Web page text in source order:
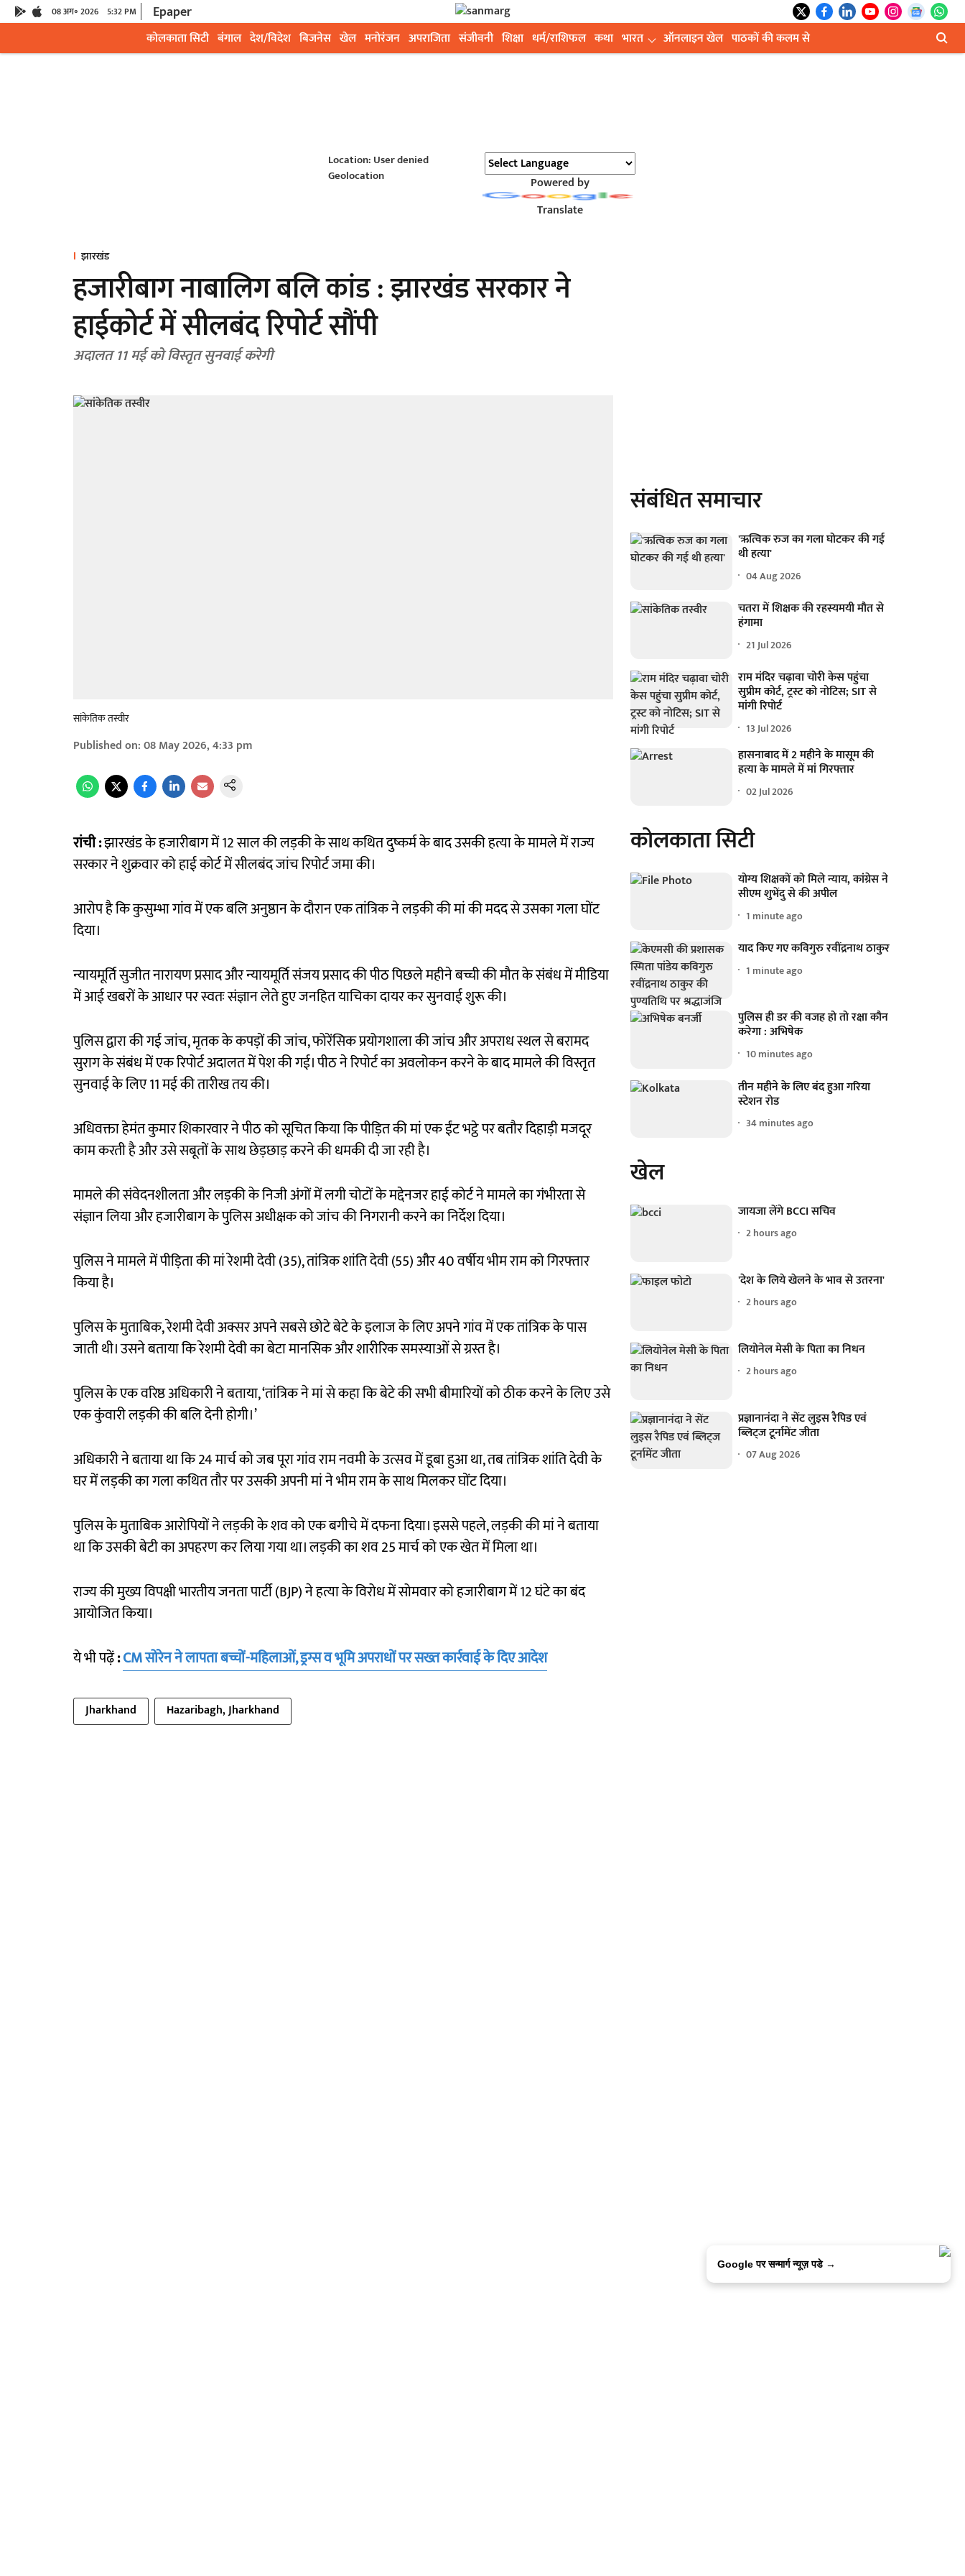
08 अग॰ 2026 5:32 PM Epaper
कोलकाता सिटी बंगाल देश/विदेश बिजनेस खेल मनोरंजन अपराजिता संजीवनी शिक्षा धर्म/राशिफल कथा भारत ऑनलाइन खेल पाठकों की कलम से
Location: User denied
Geolocation
Powered by
Translate
झारखंड
हजारीबाग नाबालिग बलि कांड : झारखंड सरकार ने
हाईकोर्ट में सीलबंद रिपोर्ट सौंपी
अदालत 11 मई को विस्तृत सुनवाई करेगी
सांकेतिक तस्वीर
Published on:08 May 2026, 4:33 pm
रांची :झारखंड के हजारीबाग में 12 साल की लड़की के साथ कथित दुष्कर्म के बाद उसकी हत्या के मामले में राज्य
सरकार ने शुक्रवार को हाई कोर्ट में सीलबंद जांच रिपोर्ट जमा की।
आरोप है कि कुसुम्भा गांव में एक बलि अनुष्ठान के दौरान एक तांत्रिक ने लड़की की मां की मदद से उसका गला घोंट
दिया।
न्यायमूर्ति सुजीत नारायण प्रसाद और न्यायमूर्ति संजय प्रसाद की पीठ पिछले महीने बच्ची की मौत के संबंध में मीडिया
में आई खबरों के आधार पर स्वतः संज्ञान लेते हुए जनहित याचिका दायर कर सुनवाई शुरू की।
पुलिस द्वारा की गई जांच, मृतक के कपड़ों की जांच, फोरेंसिक प्रयोगशाला की जांच और अपराध स्थल से बरामद
सुराग के संबंध में एक रिपोर्ट अदालत में पेश की गई। पीठ ने रिपोर्ट का अवलोकन करने के बाद मामले की विस्तृत
सुनवाई के लिए 11 मई की तारीख तय की।
अधिवक्ता हेमंत कुमार शिकारवार ने पीठ को सूचित किया कि पीड़ित की मां एक ईंट भट्ठे पर बतौर दिहाड़ी मजदूर
काम करती है और उसे सबूतों के साथ छेड़छाड़ करने की धमकी दी जा रही है।
मामले की संवेदनशीलता और लड़की के निजी अंगों में लगी चोटों के मद्देनजर हाई कोर्ट ने मामले का गंभीरता से
संज्ञान लिया और हजारीबाग के पुलिस अधीक्षक को जांच की निगरानी करने का निर्देश दिया।
पुलिस ने मामले में पीड़िता की मां रेशमी देवी (35), तांत्रिक शांति देवी (55) और 40 वर्षीय भीम राम को गिरफ्तार
किया है।
पुलिस के मुताबिक, रेशमी देवी अक्सर अपने सबसे छोटे बेटे के इलाज के लिए अपने गांव में एक तांत्रिक के पास
जाती थी। उसने बताया कि रेशमी देवी का बेटा मानसिक और शारीरिक समस्याओं से ग्रस्त है।
पुलिस के एक वरिष्ठ अधिकारी ने बताया, ‘तांत्रिक ने मां से कहा कि बेटे की सभी बीमारियों को ठीक करने के लिए उसे
एक कुंवारी लड़की की बलि देनी होगी।’
अधिकारी ने बताया था कि 24 मार्च को जब पूरा गांव राम नवमी के उत्सव में डूबा हुआ था, तब तांत्रिक शांति देवी के
घर में लड़की का गला कथित तौर पर उसकी अपनी मां ने भीम राम के साथ मिलकर घोंट दिया।
पुलिस के मुताबिक आरोपियों ने लड़की के शव को एक बगीचे में दफना दिया। इससे पहले, लड़की की मां ने बताया
था कि उसकी बेटी का अपहरण कर लिया गया था। लड़की का शव 25 मार्च को एक खेत में मिला था।
राज्य की मुख्य विपक्षी भारतीय जनता पार्टी (BJP) ने हत्या के विरोध में सोमवार को हजारीबाग में 12 घंटे का बंद
आयोजित किया।
ये भी पढ़ें:CM सोरेन ने लापता बच्चों-महिलाओं, ड्रग्स व भूमि अपराधों पर सख्त कार्रवाई के दिए आदेश
Jharkhand Hazaribagh, Jharkhand
संबंधित समाचार
'ऋत्विक रुज का गला घोटकर की गई
थी हत्या'
04 Aug 2026
चतरा में शिक्षक की रहस्यमयी मौत से
हंगामा
21 Jul 2026
राम मंदिर चढ़ावा चोरी केस पहुंचा
सुप्रीम कोर्ट, ट्रस्ट को नोटिस; SIT से
मांगी रिपोर्ट
13 Jul 2026
हासनाबाद में 2 महीने के मासूम की
हत्या के मामले में मां गिरफ्तार
02 Jul 2026
कोलकाता सिटी
योग्य शिक्षकों को मिले न्याय, कांग्रेस ने
सीएम शुभेंदु से की अपील
1 minute ago
याद किए गए कविगुरु रवींद्रनाथ ठाकुर
1 minute ago
पुलिस ही डर की वजह हो तो रक्षा कौन
करेगा : अभिषेक
10 minutes ago
तीन महीने के लिए बंद हुआ गरिया
स्टेशन रोड
34 minutes ago
खेल
जायजा लेंगे BCCI सचिव
2 hours ago
'देश के लिये खेलने के भाव से उतरना'
2 hours ago
लियोनेल मेसी के पिता का निधन
2 hours ago
प्रज्ञानानंदा ने सेंट लुइस रैपिड एवं
ब्लिट्ज टूर्नामेंट जीता
07 Aug 2026
Google पर सन्मार्ग न्यूज़ पडे →